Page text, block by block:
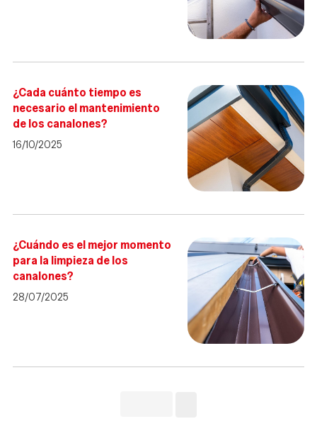
¿Cada cuánto tiempo es
necesario el mantenimiento
de los canalones?
16/10/2025
¿Cuándo es el mejor momento
para la limpieza de los
canalones?
28/07/2025